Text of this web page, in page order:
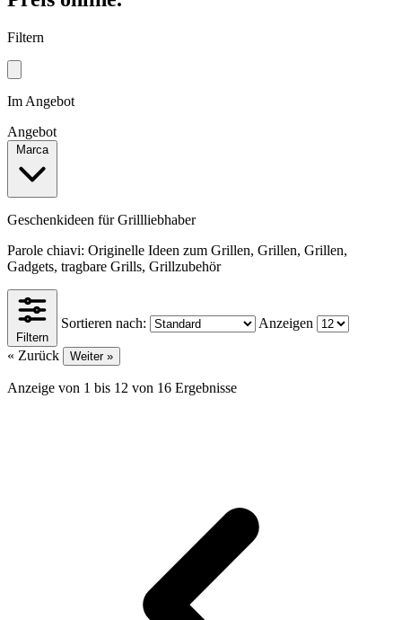
Filtern
Im Angebot
Angebot
Marca
Geschenkideen für Grillliebhaber
Parole chiavi: Originelle Ideen zum Grillen, Grillen, Grillen,
Gadgets, tragbare Grills, Grillzubehör
Filtern
Sortieren nach: Anzeigen
« Zurück Weiter »
Anzeige von 1 bis 12 von 16 Ergebnisse